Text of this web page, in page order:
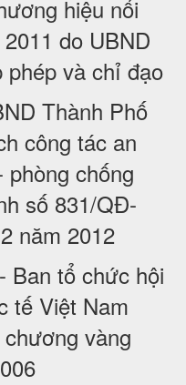
hiệu nổi
do UBND
phép và chỉ đạo
Thành Phố
công tác an
phòng chống
số 831/QĐ-
năm 2012
tổ chức hội
tế Việt Nam
vàng